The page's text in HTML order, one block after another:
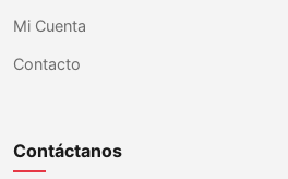
Mi Cuenta
Contacto
Contáctanos